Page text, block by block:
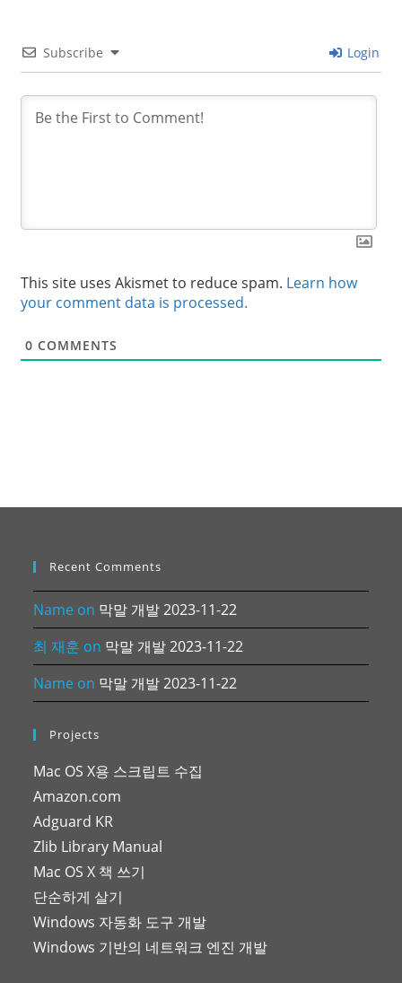
Subscribe Login
This site uses Akismet to reduce spam. Learn how
your comment data is processed.
0 COMMENTS
Recent Comments
Name on 막말 개발 2023-11-22
최 재훈 on 막말 개발 2023-11-22
Name on 막말 개발 2023-11-22
Projects
Mac OS X용 스크립트 수집
Amazon.com
Adguard KR
Zlib Library Manual
Mac OS X 책 쓰기
단순하게 살기
Windows 자동화 도구 개발
Windows 기반의 네트워크 엔진 개발